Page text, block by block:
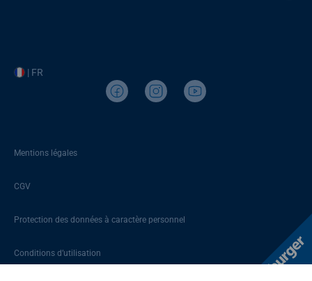
| FR
Mentions légales
CGV
Protection des données à caractère personnel
Conditions d’utilisation